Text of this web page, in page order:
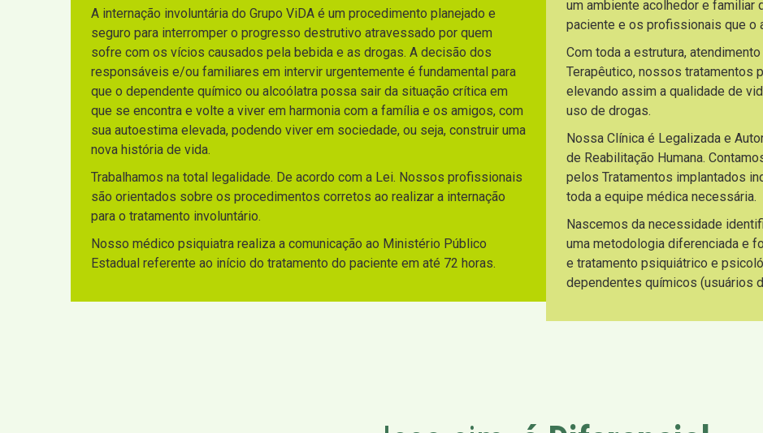
A internação involuntária do Grupo ViDA é um procedimento planejado e
seguro para interromper o progresso destrutivo atravessado por quem
sofre com os vícios causados pela bebida e as drogas. A decisão dos
responsáveis e/ou familiares em intervir urgentemente é fundamental para
que o dependente químico ou alcoólatra possa sair da situação crítica em
que se encontra e volte a viver em harmonia com a família e os amigos, com
sua autoestima elevada, podendo viver em sociedade, ou seja, construir uma
nova história de vida.
Trabalhamos na total legalidade. De acordo com a Lei. Nossos profissionais
são orientados sobre os procedimentos corretos ao realizar a internação
para o tratamento involuntário.
Nosso médico psiquiatra realiza a comunicação ao Ministério Público
Estadual referente ao início do tratamento do paciente em até 72 horas.
um ambiente acolhedor e familiar
paciente e os profissionais que o
Com toda a estrutura,
Terapêutico, nossos tratamentos
elevando assim a qualidade de
uso de drogas.
Nossa Clínica é Legalizada e
de Reabilitação Humana.
pelos Tratamentos implantados
toda a equipe médica necessária.
Nascemos da necessidade
uma metodologia diferenciada e
e tratamento psiquiátrico e
dependentes químicos (usuários